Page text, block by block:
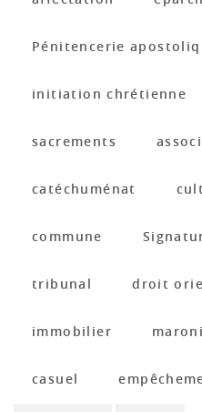
Pénitencerie
initiation chrétienne
sacrements
catéchuménat
commune
tribunal droit
immobilier
casuel